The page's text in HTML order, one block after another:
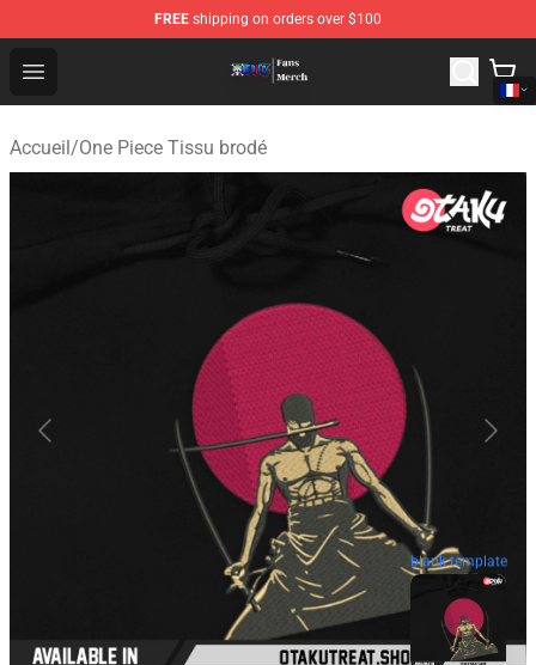
FREE shipping on orders over $100
Open menu
One Piece Store - Official One Piece Merchandise Shop
Accueil/One Piece Tissu brodé
blank template